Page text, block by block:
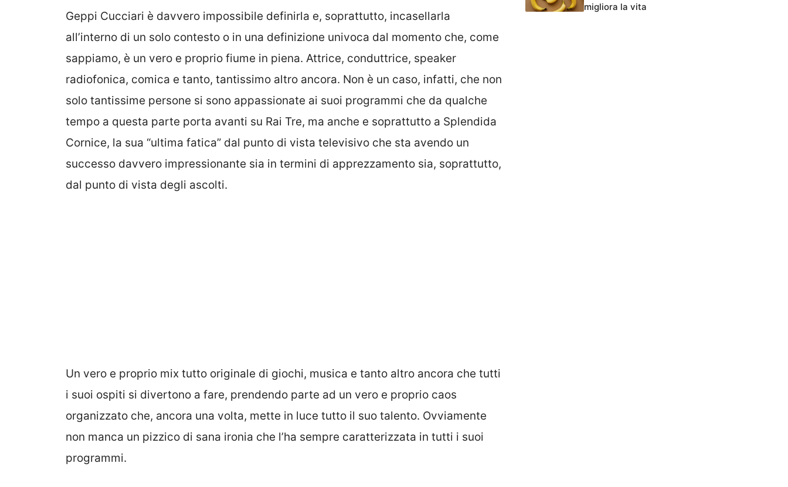
Geppi Cucciari è davvero impossibile definirla e, soprattutto, incasellarla
all’interno di un solo contesto o in una definizione univoca dal momento che, come
sappiamo, è un vero e proprio fiume in piena. Attrice, conduttrice, speaker
radiofonica, comica e tanto, tantissimo altro ancora. Non è un caso, infatti, che non
solo tantissime persone si sono appassionate ai suoi programmi che da qualche
tempo a questa parte porta avanti su Rai Tre, ma anche e soprattutto a Splendida
Cornice, la sua “ultima fatica” dal punto di vista televisivo che sta avendo un
successo davvero impressionante sia in termini di apprezzamento sia, soprattutto,
dal punto di vista degli ascolti.
Un vero e proprio mix tutto originale di giochi, musica e tanto altro ancora che tutti
i suoi ospiti si divertono a fare, prendendo parte ad un vero e proprio caos
organizzato che, ancora una volta, mette in luce tutto il suo talento. Ovviamente
non manca un pizzico di sana ironia che l’ha sempre caratterizzata in tutti i suoi
programmi.
migliora la vita